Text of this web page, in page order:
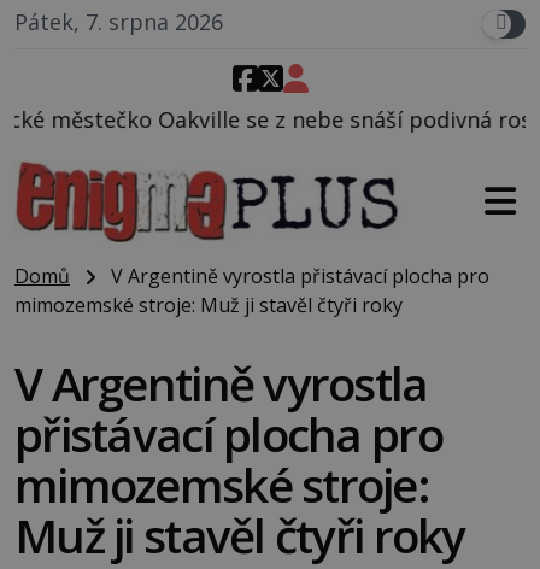
Pátek, 7. srpna 2026
z nebe snáší podivná rosolovitá látka
Domů
V Argentině vyrostla přistávací plocha pro
mimozemské stroje: Muž ji stavěl čtyři roky
V Argentině vyrostla
přistávací plocha pro
mimozemské stroje:
Muž ji stavěl čtyři roky